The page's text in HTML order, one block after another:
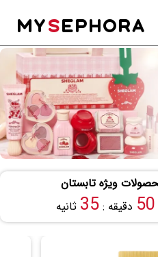
MYSEPHORA
50 دقیقه :34 ثانیه